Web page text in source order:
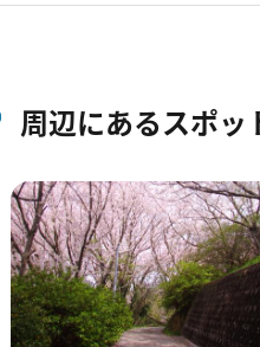
周辺にあるスポッ